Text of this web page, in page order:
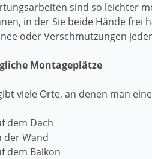
sind so leichter
in der Sie beide Hände frei
oder Verschmutzungen
Montageplätze
viele Orte, an denen man
dem Dach
der Wand
dem Balkon